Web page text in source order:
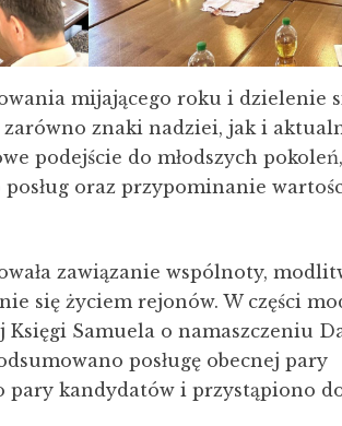
mijającego roku i dzielenie
znaki nadziei, jak i
podejście do młodszych pokoleń,
oraz przypominanie
zawiązanie wspólnoty,
się życiem rejonów. W części
Samuela o namaszczeniu
posługę obecnej pary
kandydatów i przystąpiono